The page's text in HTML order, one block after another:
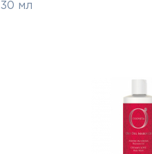
30 мл